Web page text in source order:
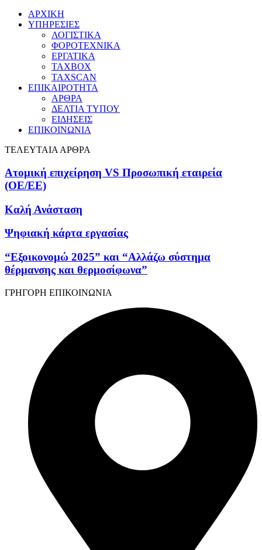
ΑΡΧΙΚΗ
ΥΠΗΡΕΣΙΕΣ
ΛΟΓΙΣΤΙΚΑ
ΦΟΡΟΤΕΧΝΙΚΑ
ΕΡΓΑΤΙΚΑ
TAXBOX
TAXSCAN
ΕΠΙΚΑΙΡΟΤΗΤΑ
ΑΡΘΡΑ
ΔΕΛΤΙΑ ΤΥΠΟΥ
ΕΙΔΗΣΕΙΣ
ΕΠΙΚΟΙΝΩΝΙΑ
ΤΕΛΕΥΤΑΙΑ ΑΡΘΡΑ
Ατομική επιχείρηση VS Προσωπική εταιρεία
(OE/EE)
Καλή Ανάσταση
Ψηφιακή κάρτα εργασίας
“Εξοικονομώ 2025” και “Αλλάζω σύστημα
θέρμανσης και θερμοσίφωνα”
ΓΡΗΓΟΡΗ ΕΠΙΚΟΙΝΩΝΙΑ